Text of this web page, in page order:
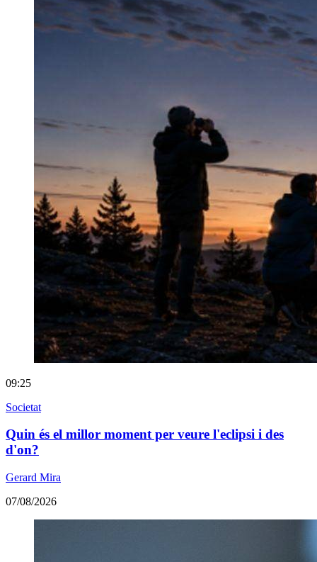
09:25
Societat
Quin és el millor moment per veure l'eclipsi i des
d'on?
Gerard Mira
07/08/2026